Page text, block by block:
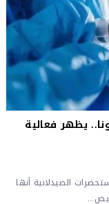
يظهر فعالية
الصيدلانية أنها